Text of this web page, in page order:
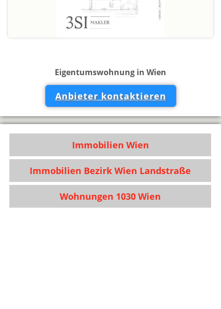
Eigentumswohnung in Wien
Anbieter kontaktieren
Immobilien Wien
Immobilien Bezirk Wien Landstraße
Wohnungen 1030 Wien